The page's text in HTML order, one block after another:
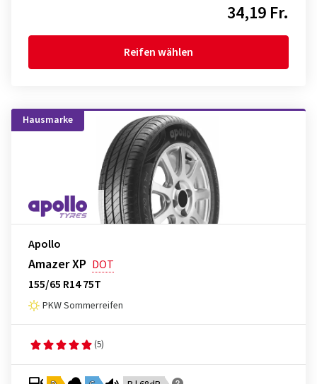
34,19 Fr.
Reifen wählen
Hausmarke
Apollo
Amazer XP DOT
155/65 R14 75T
PKW Sommerreifen
(5)